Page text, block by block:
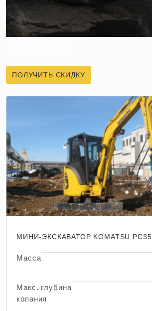
ПОЛУЧИТЬ СКИДКУ
МИНИ-ЭКСКАВАТОР KOMATSU PC35
Масса
Макс. глубина
копания